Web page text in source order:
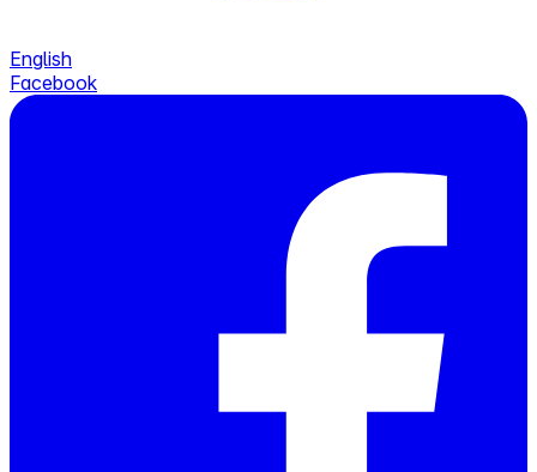
English
Facebook